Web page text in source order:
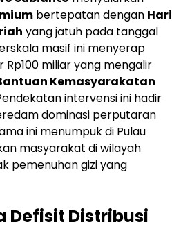
bertepatan dengan Hari
yang jatuh pada tanggal
masif ini menyerap
Rp100 miliar yang mengalir
Kemasyarakatan
intervensi ini hadir
dominasi perputaran
ini menumpuk di Pulau
masyarakat di wilayah
pemenuhan gizi yang
Defisit Distribusi